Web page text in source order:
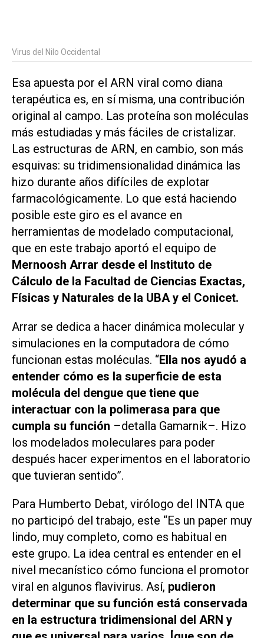
Virus del Nilo Occidental
Esa apuesta por el ARN viral como diana
terapéutica es, en sí misma, una contribución
original al campo. Las proteína son moléculas
más estudiadas y más fáciles de cristalizar.
Las estructuras de ARN, en cambio, son más
esquivas: su tridimensionalidad dinámica las
hizo durante años difíciles de explotar
farmacológicamente. Lo que está haciendo
posible este giro es el avance en
herramientas de modelado computacional,
que en este trabajo aportó el equipo de
Mernoosh Arrar desde el Instituto de
Cálculo de la Facultad de Ciencias Exactas,
Físicas y Naturales de la UBA y el Conicet.
Arrar se dedica a hacer dinámica molecular y
simulaciones en la computadora de cómo
funcionan estas moléculas. “Ella nos ayudó a
entender cómo es la superficie de esta
molécula del dengue que tiene que
interactuar con la polimerasa para que
cumpla su función –detalla Gamarnik–. Hizo
los modelados moleculares para poder
después hacer experimentos en el laboratorio
que tuvieran sentido”.
Para Humberto Debat, virólogo del INTA que
no participó del trabajo, este “Es un paper muy
lindo, muy completo, como es habitual en
este grupo. La idea central es entender en el
nivel mecanístico cómo funciona el promotor
viral en algunos flavivirus. Así, pudieron
determinar que su función está conservada
en la estructura tridimensional del ARN y